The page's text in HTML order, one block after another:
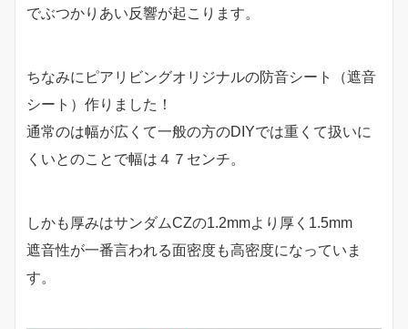
でぶつかりあい反響が起こります。
ちなみにピアリビングオリジナルの防音シート（遮音
シート）作りました！
通常のは幅が広くて一般の方のDIYでは重くて扱いに
くいとのことで幅は４７センチ。
しかも厚みはサンダムCZの1.2mmより厚く1.5mm
遮音性が一番言われる面密度も高密度になっていま
す。